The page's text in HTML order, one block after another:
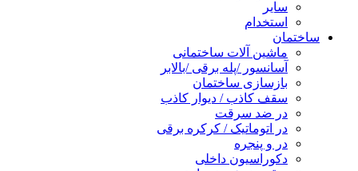
استخدام
ماشین آلات ساختمانی
آسانسور /پله برقی /بالابر
بازسازی ساختمان
سقف کاذب / دیوار کاذب
در ضد سرقت
در اتوماتیک / کرکره برقی
در و پنجره
دکوراسیون داخلی